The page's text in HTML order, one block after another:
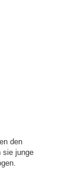
den
sie junge